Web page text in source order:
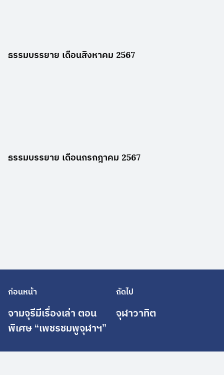
ธรรมบรรยาย เดือนสิงหาคม 2567
ธรรมบรรยาย เดือนกรกฎาคม 2567
ก่อนหน้า
จามจุรีมีเรื่องเล่า ตอน
พิเศษ “เพชรชมพูจุฬาฯ”
ถัดไป
จุฬาวาทิต